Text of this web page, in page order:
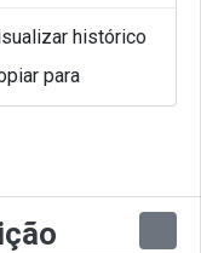
Juliana
histórico
para